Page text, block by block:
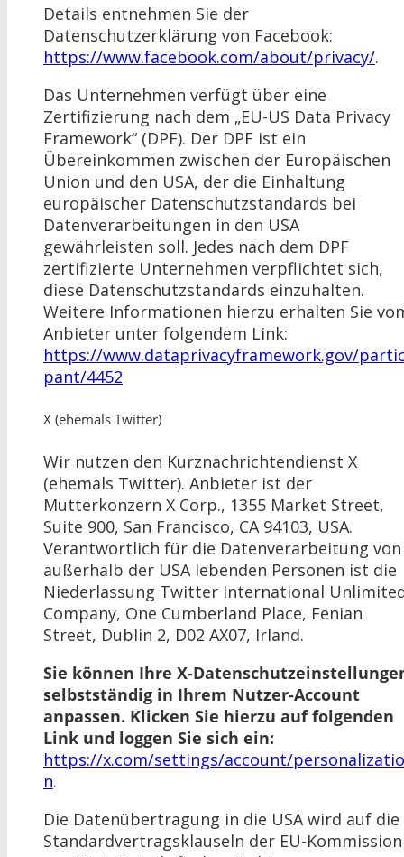
Details entnehmen Sie der
Datenschutzerklärung von Facebook:
https://www.facebook.com/about/privacy/.
Das Unternehmen verfügt über eine
Zertifizierung nach dem „EU-US Data Privacy
Framework“ (DPF). Der DPF ist ein
Übereinkommen zwischen der Europäischen
Union und den USA, der die Einhaltung
europäischer Datenschutzstandards bei
Datenverarbeitungen in den USA
gewährleisten soll. Jedes nach dem DPF
zertifizierte Unternehmen verpflichtet sich,
diese Datenschutzstandards einzuhalten.
Weitere Informationen hierzu erhalten Sie
Anbieter unter folgendem Link:
https://www.dataprivacyframework.gov/
pant/4452
X (ehemals Twitter)
Wir nutzen den Kurznachrichtendienst X
(ehemals Twitter). Anbieter ist der
Mutterkonzern X Corp., 1355 Market Street,
Suite 900, San Francisco, CA 94103, USA.
Verantwortlich für die Datenverarbeitung von
außerhalb der USA lebenden Personen ist die
Niederlassung Twitter International
Company, One Cumberland Place, Fenian
Street, Dublin 2, D02 AX07, Irland.
Sie können Ihre X-
selbstständig in Ihrem Nutzer-Account
anpassen. Klicken Sie hierzu auf folgenden
Link und loggen Sie sich ein:
https://x.com/settings/account/personalizatio
n.
Die Datenübertragung in die USA wird auf die
Standardvertragsklauseln der EU-Kommission